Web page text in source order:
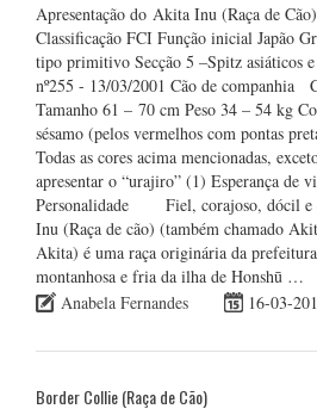
Apresentação do Akita Inu (Raça de
Classificação FCI Função inicial Japão
tipo primitivo Secção 5 –Spitz asiáticos e
nº255 - 13/03/2001 Cão de companhia
Tamanho 61 – 70 cm Peso 34 – 54 kg
sésamo (pelos vermelhos com pontas
Todas as cores acima mencionadas,
apresentar o “urajiro” (1) Esperança de
Personalidade Fiel, corajoso, dócil e
Inu (Raça de cão) (também chamado
Akita) é uma raça originária da
montanhosa e fria da ilha de Honshū …
Anabela Fernandes
16-03-
Border Collie (Raça de Cão)